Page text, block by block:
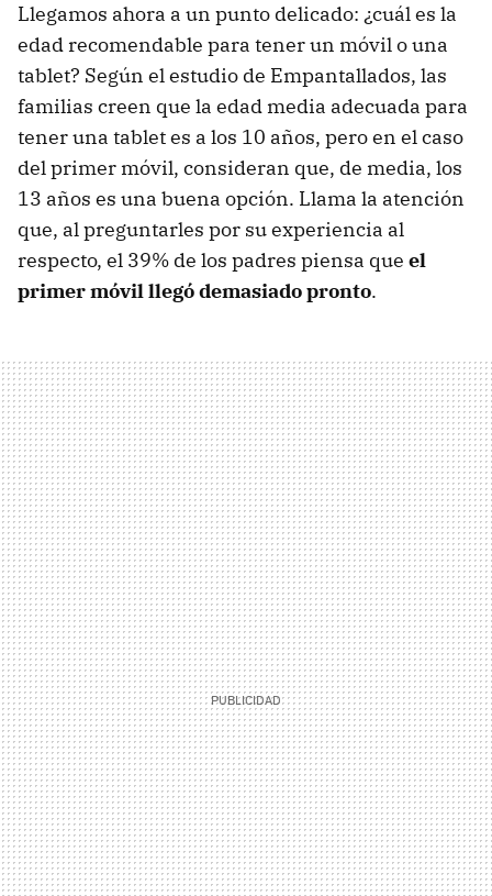
Llegamos ahora a un punto delicado: ¿cuál es la
edad recomendable para tener un móvil o una
tablet? Según el estudio de Empantallados, las
familias creen que la edad media adecuada para
tener una tablet es a los 10 años, pero en el caso
del primer móvil, consideran que, de media, los
13 años es una buena opción. Llama la atención
que, al preguntarles por su experiencia al
respecto, el 39% de los padres piensa que el
primer móvil llegó demasiado pronto.